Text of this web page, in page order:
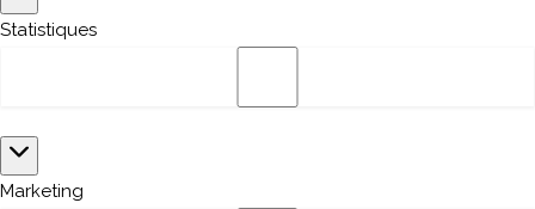
Statistiques
Statistiques
Marketing